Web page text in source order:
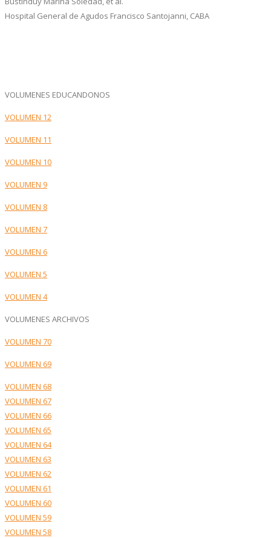
Hospital General de Agudos Francisco Santojanni, CABA
VOLUMENES EDUCANDONOS
VOLUMEN 12
VOLUMEN 11
VOLUMEN 10
VOLUMEN 9
VOLUMEN 8
VOLUMEN 7
VOLUMEN 6
VOLUMEN 5
VOLUMEN 4
VOLUMENES ARCHIVOS
VOLUMEN 70
VOLUMEN 69
VOLUMEN 68
VOLUMEN 67
VOLUMEN 66
VOLUMEN 65
VOLUMEN 64
VOLUMEN 63
VOLUMEN 62
VOLUMEN 61
VOLUMEN 60
VOLUMEN 59
VOLUMEN 58